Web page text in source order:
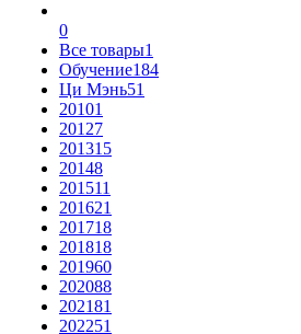
0
Все товары1
Обучение184
Ци Мэнь51
20101
20127
201315
20148
201511
201621
201718
201818
201960
202088
202181
202251